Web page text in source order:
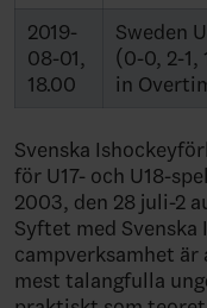
2019-
08-01,
18.00
Sweden
(0-0, 2-1,
in
Svenska
för U17- och U18-
2003, den 28 juli-2
Syftet med
campverksamhet
mest talangfulla